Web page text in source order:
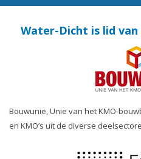
Water-Dicht is lid
Bouwunie, Unie van het KMO-
en KMO’s uit de diverse